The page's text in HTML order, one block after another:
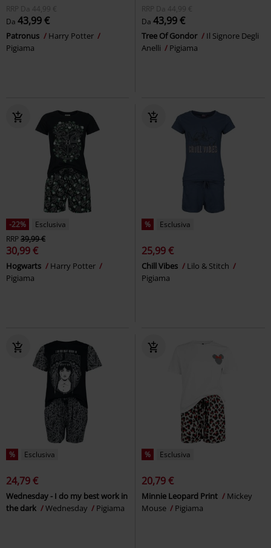
RRP
Da
44,99 €
Da 43,99 €
Patronus
Harry Potter
Pigiama
RRP
Da
44,99 €
Da 43,99 €
Tree Of Gondor
Il Signore Degli
Anelli
Pigiama
-22%
Esclusiva
RRP39,99 €
30,99 €
Hogwarts
Harry Potter
Pigiama
% Esclusiva
25,99 €
Chill Vibes
Lilo & Stitch
Pigiama
% Esclusiva
24,79 €
Wednesday - I do my best work in
the dark
Wednesday Pigiama
% Esclusiva
20,79 €
Minnie Leopard Print
Mickey
Mouse
Pigiama